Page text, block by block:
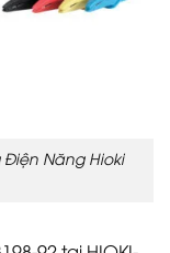
Điện Năng Hioki